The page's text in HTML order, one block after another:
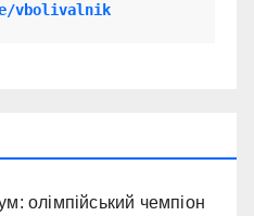
vbolivalnik
олімпійський чемпіон